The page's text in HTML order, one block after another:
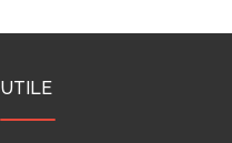
UTILE